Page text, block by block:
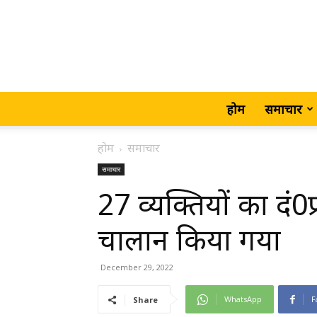
होम समाचार
होम समाचार
समाचार
27 व्यक्तियों का
चालान किया गया
December 29, 2022
Share WhatsApp